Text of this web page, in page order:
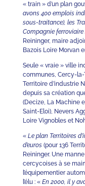
« train » d’un plan
avons 400 emplois
sous-traitance), les
Compagnie
Reininger, maire
Bazois Loire Morvan
Seule « vraie » ville
communes, Cercy-
Territoire d’industrie
depuis sa création
(Decize, La Machine
Saint-Eloi), Nevers
Loire Vignobles et
« Le plan Territoires
d’euros(pour 136
Reininger. Une
cercycoises à se
l’équipementier
l’élu : « En 2000, il y